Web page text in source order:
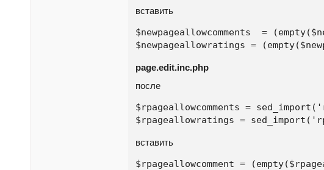
вставить
$newpageallowcomments  =
$newpageallowratings =
page.edit.inc.php
после
$rpageallowcomments =
$rpageallowratings =
вставить
$rpageallowcomment =